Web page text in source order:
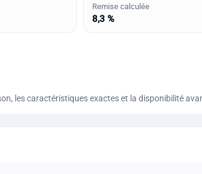
Remise calculée
8,3 %
les caractéristiques exactes et la disponibilité